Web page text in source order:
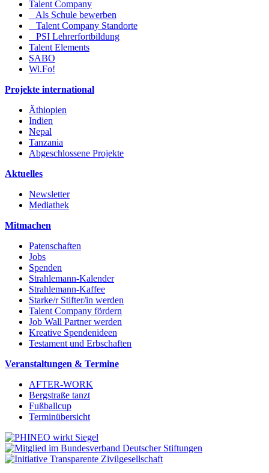
Talent Company
Als Schule bewerben
Talent Company Standorte
PSI Lehrerfortbildung
Talent Elements
SABO
Wi.Fo!
Projekte international
Äthiopien
Indien
Nepal
Tanzania
Abgeschlossene Projekte
Aktuelles
Newsletter
Mediathek
Mitmachen
Patenschaften
Jobs
Spenden
Strahlemann-Kalender
Strahlemann-Kaffee
Starke/r Stifter/in werden
Talent Company fördern
Job Wall Partner werden
Kreative Spendenideen
Testament und Erbschaften
Veranstaltungen & Termine
AFTER-WORK
Bergstraße tanzt
Fußballcup
Terminübersicht